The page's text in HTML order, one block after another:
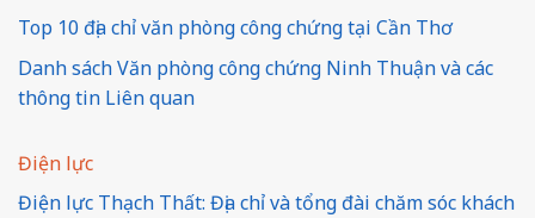
Top 10 địa chỉ văn phòng công chứng tại Cần Thơ
Danh sách Văn phòng công chứng Ninh Thuận và các
thông tin Liên quan
Điện lực
Điện lực Thạch Thất: Địa chỉ và tổng đài chăm sóc khách